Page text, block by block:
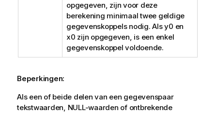
opgegeven, zijn voor deze
berekening minimaal twee geldige
gegevenskoppels nodig. Alsy0 en
x0 zijn opgegeven, is een enkel
gegevenskoppel voldoende.
Beperkingen:
Als een of beide delen van een gegevenspaar
tekstwaarden, NULL-waarden of ontbrekende